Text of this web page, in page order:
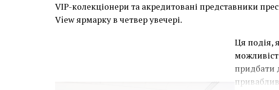
VIP-колекціонери та акредитовані представники
View ярмарку в четвер увечері.
Ця подія,
придбати